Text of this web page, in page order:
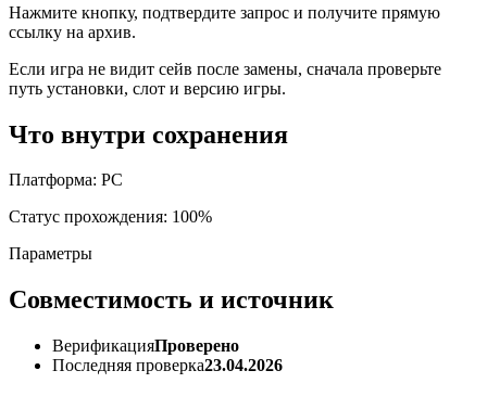
Нажмите кнопку, подтвердите запрос и получите прямую
ссылку на архив.
Если игра не видит сейв после замены, сначала проверьте
путь установки, слот и версию игры.
Что внутри сохранения
Платформа: PC
Статус прохождения: 100%
Параметры
Совместимость и источник
ВерификацияПроверено
Последняя проверка23.04.2026